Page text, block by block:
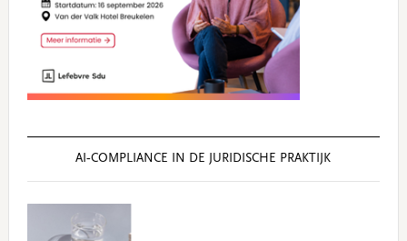
AI‑COMPLIANCE IN DE JURIDISCHE PRAKTIJK